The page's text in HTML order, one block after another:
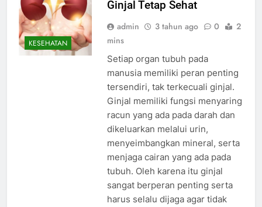
KESEHATAN
Ginjal Tetap Sehat
admin 3 tahun ago 0
2
mins
Setiap organ tubuh pada
manusia memiliki peran penting
tersendiri, tak terkecuali ginjal.
Ginjal memiliki fungsi menyaring
racun yang ada pada darah dan
dikeluarkan melalui urin,
menyeimbangkan mineral, serta
menjaga cairan yang ada pada
tubuh. Oleh karena itu ginjal
sangat berperan penting serta
harus selalu dijaga agar tidak